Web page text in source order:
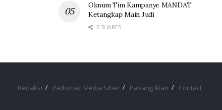
Oknum Tim Kampanye MANDAT
Ketangkap Main Judi
0 SHARES
Redaksi Pedoman Media Siber Pasang Iklan Contact